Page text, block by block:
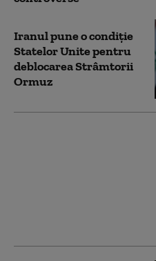
Iranul pune o condiție
Statelor Unite pentru
deblocarea Strâmtorii
Ormuz